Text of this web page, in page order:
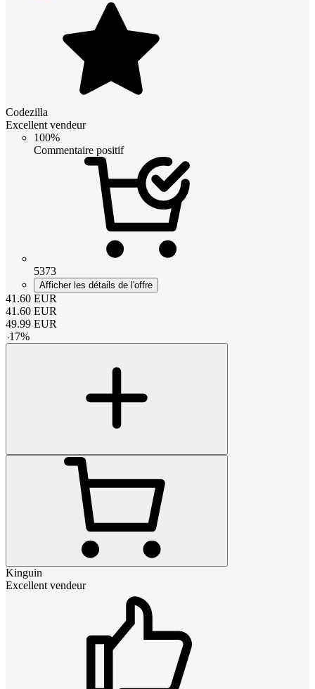
Codezilla
Excellent vendeur
100%
Commentaire positif
5373
Afficher les détails de l'offre
41.60 EUR
41.60 EUR
49.99 EUR
-17%
Kinguin
Excellent vendeur